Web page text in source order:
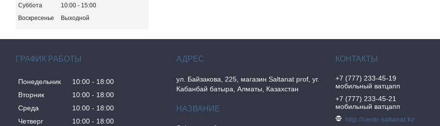
Суббота
10:00
15:00
Воскресенье
Выходной
ГРАФИК РАБОТЫ
Понедельник 10:00
18:00
Вторник
10:00
18:00
Среда
10:00
18:00
Четверг
10:00 18:00
ул. Байзакова, 225, магазин Saltanat prof, уг.
Кабанбай батыра, Алматы, Казахстан
+7 (777) 233-45-19
мобильный ватцапп
+7 (777) 233-45-21
мобильный ватцапп
http://centr-saltanat.kz